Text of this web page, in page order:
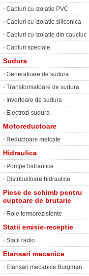
• Cabluri cu izolatie PVC
• Cabluri cu izolatie siliconica
• Cabluri cu izolatie din cauciuc
• Cabluri speciale
Sudura
• Generatoare de sudura
• Transformatoare de sudura
• Invertoare de sudura
• Electrozi sudura
Motoreductoare
• Reductoare melcate
Hidraulica
• Pompe hidraulice
• Distribuitoare hidraulice
Piese de schimb pentru
cuptoare de brutarie
• Role termorezistente
Statii emisie-receptie
• Statii radio
Etansari mecanice
• Etansari mecanice Burgman